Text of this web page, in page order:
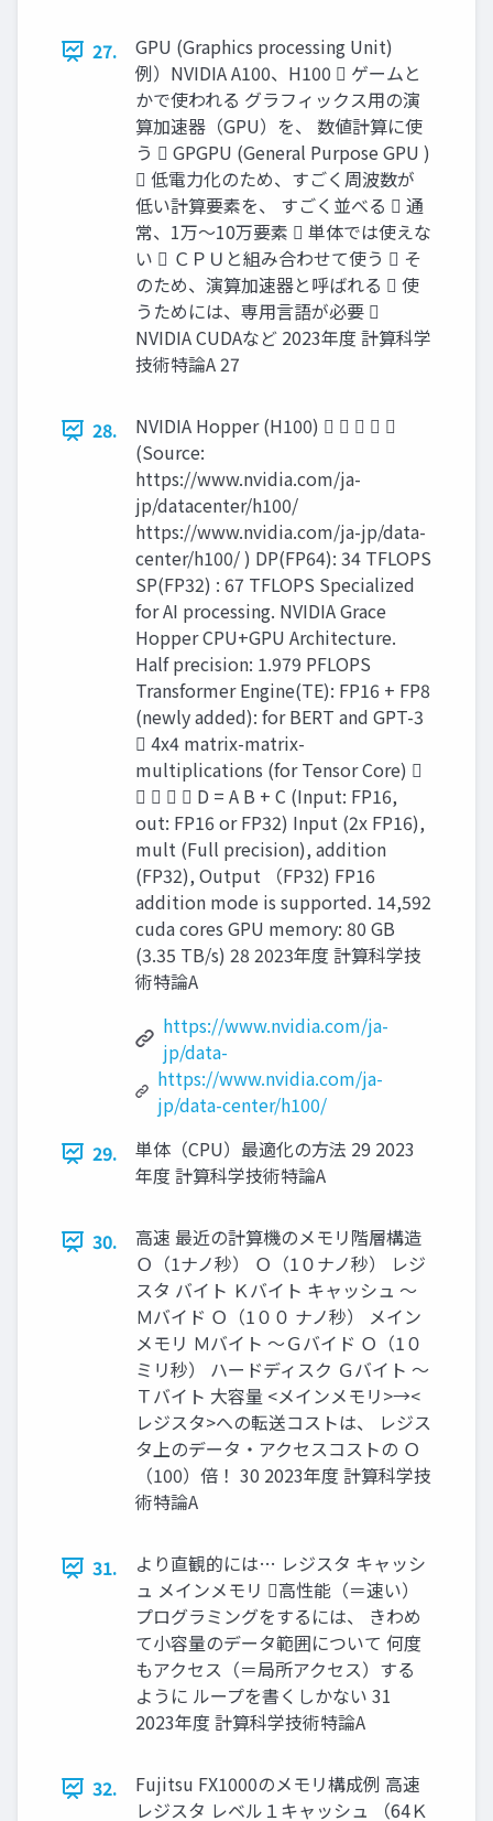
27.
GPU (Graphics processing Unit)
例）NVIDIA A100、H100  ゲームと
かで使われる グラフィックス用の演
算加速器（GPU）を、 数値計算に使
う  GPGPU (General Purpose GPU )
 低電力化のため、すごく周波数が
低い計算要素を、 すごく並べる  通
常、1万～10万要素  単体では使えな
い  ＣＰＵと組み合わせて使う  そ
のため、演算加速器と呼ばれる  使
うためには、専用言語が必要 
NVIDIA CUDAなど 2023年度 計算科学
技術特論A 27
28.
NVIDIA Hopper (H100)     
(Source:
https://www.nvidia.com/ja-
jp/datacenter/h100/
https://www.nvidia.com/ja-jp/data-
center/h100/ ) DP(FP64): 34 TFLOPS
SP(FP32) : 67 TFLOPS Specialized
for AI processing. NVIDIA Grace
Hopper CPU+GPU Architecture.
Half precision: 1.979 PFLOPS
Transformer Engine(TE): FP16 + FP8
(newly added): for BERT and GPT-3
 4x4 matrix-matrix-
multiplications (for Tensor Core) 
    D = A B + C (Input: FP16,
out: FP16 or FP32) Input (2x FP16),
mult (Full precision), addition
(FP32), Output （FP32) FP16
addition mode is supported. 14,592
cuda cores GPU memory: 80 GB
(3.35 TB/s) 28 2023年度 計算科学技
術特論A
https://www.nvidia.com/ja-
jp/data-
https://www.nvidia.com/ja-
jp/data-center/h100/
29.
単体（CPU）最適化の方法 29 2023
年度 計算科学技術特論A
30.
高速 最近の計算機のメモリ階層構造
Ｏ（1ナノ秒） Ｏ（1０ナノ秒） レジ
スタ バイト Ｋバイト キャッシュ ～
Ｍバイド Ｏ（1００ ナノ秒） メイン
メモリ Ｍバイト ～Ｇバイド Ｏ（1０
ミリ秒） ハードディスク Ｇバイト ～
Ｔバイト 大容量 <メインメモリ>→<
レジスタ>への転送コストは、 レジス
タ上のデータ・アクセスコストの Ｏ
（100）倍！ 30 2023年度 計算科学技
術特論A
31.
より直観的には… レジスタ キャッシ
ュ メインメモリ 高性能（＝速い）
プログラミングをするには、 きわめ
て小容量のデータ範囲について 何度
もアクセス（＝局所アクセス）する
ように ループを書くしかない 31
2023年度 計算科学技術特論A
32.
Fujitsu FX1000のメモリ構成例 高速
レジスタ レベル１キャッシュ （64Ｋ